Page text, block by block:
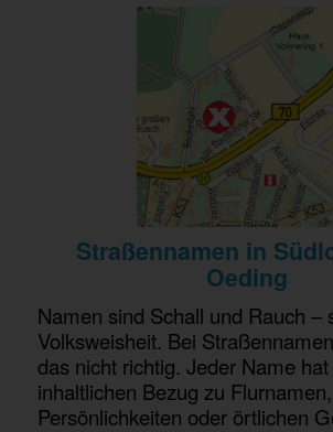
Straßennamen in
Oeding
Namen sind Schall und Rauch –
Volksweisheit. Bei
das nicht richtig. Jeder Name
inhaltlichen Bezug zu Flurnamen,
Persönlichkeiten oder örtlichen